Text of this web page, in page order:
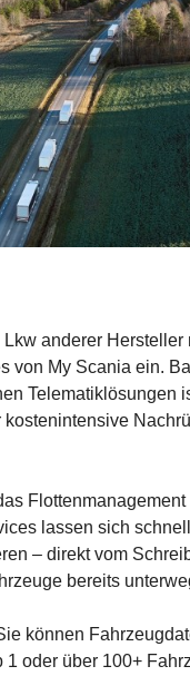
anderer Hersteller
von My Scania ein.
Telematiklösungen
lassen sich
– direkt vom
bereits
können
1 oder über 100+